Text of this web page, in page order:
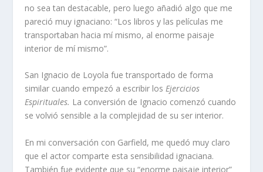
no sea tan destacable, pero luego añadió algo que me
pareció muy ignaciano: “Los libros y las películas me
transportaban hacia mí mismo, al enorme paisaje
interior de mí mismo”.
San Ignacio de Loyola fue transportado de forma
similar cuando empezó a escribir losEjercicios
Espirituales. La conversión de Ignacio comenzó cuando
se volvió sensible a la complejidad de su ser interior.
En mi conversación con Garfield, me quedó muy claro
que el actor comparte esta sensibilidad ignaciana.
También fue evidente que su “enorme paisaje interior”